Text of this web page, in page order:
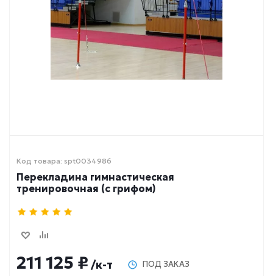
Код товара: spt0034986
Перекладина гимнастическая
тренировочная (с грифом)
211 125 ₽ /к-т ПОД ЗАКАЗ